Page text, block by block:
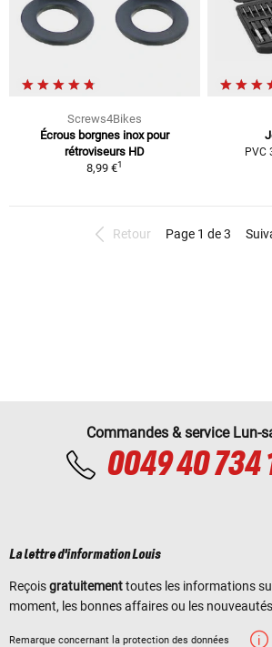
Screws4Bikes
Écrous borgnes inox pour
rétroviseurs HD
8,99 €1
PVC
Retour Page 1 de 3
Commandes & service Lun-
0049 40 734
La lettre d'information Louis
Reçoisgratuitementtoutes les informations
moment, les bonnes affaires ou les
Remarque concernant la protection des données